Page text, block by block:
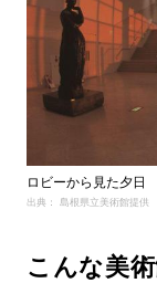
ロビーから見た夕日
出典： 島根県立美術館提供
こんな美